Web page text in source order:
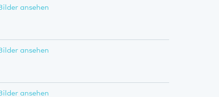
ansehen
ansehen
ansehen